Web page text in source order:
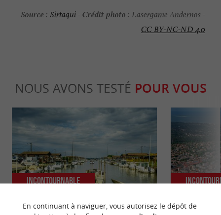
Source : Sirtaqui-Crédit photo : Lasergame Andernos -
CC BY-NC-ND 4.0
NOUS AVONS TESTÉ POUR VOUS
Incontournable
En continuant à naviguer, vous autorisez le dépôt de